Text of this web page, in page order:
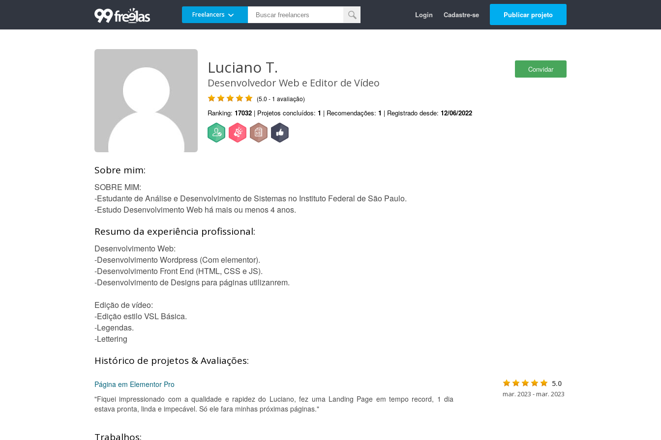
Freelancers Login Cadastre-se Publicar projeto
Convidar
Luciano T.
Desenvolvedor Web e Editor de Vídeo
(5.0 - 1 avaliação)
Ranking: 17032 | Projetos concluídos: 1 | Recomendações: 1 | Registrado desde: 12/06/2022
Sobre mim:
SOBRE MIM:
-Estudante de Análise e Desenvolvimento de Sistemas no Instituto Federal de São Paulo.
-Estudo Desenvolvimento Web há mais ou menos 4 anos.
Resumo da experiência profissional:
Desenvolvimento Web:
-Desenvolvimento Wordpress (Com elementor).
-Desenvolvimento Front End (HTML, CSS e JS).
-Desenvolvimento de Designs para páginas utilizanrem.
Edição de vídeo:
-Edição estilo VSL Básica.
-Legendas.
-Lettering
Histórico de projetos & Avaliações:
Página em Elementor Pro
"Fiquei impressionado com a qualidade e rapidez do Luciano, fez uma Landing Page em tempo record, 1 dia
estava pronta, linda e impecável. Só ele fara minhas próximas páginas."
5.0
mar. 2023 - mar. 2023
Trabalhos: